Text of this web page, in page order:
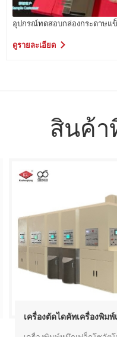
อุปกรณ์ทดสอบกล่องกระดาษแ
ดูรายละเอียด
สินค้า
เครื่องตัดไดคัทเครื่องพิม